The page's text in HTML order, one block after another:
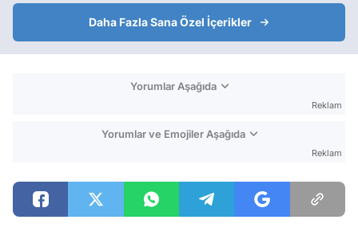
Daha Fazla Sana Özel İçerikler
Yorumlar Aşağıda
Reklam
Yorumlar ve Emojiler Aşağıda
Reklam